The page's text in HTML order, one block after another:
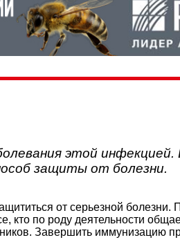
этой
защиты от болезни.
от серьезной
кто по роду деятельности
Завершить иммунизацию